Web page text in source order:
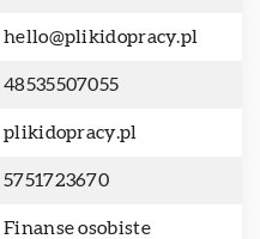
hello@plikidopracy.pl
48535507055
plikidopracy.pl
5751723670
Finanse osobiste